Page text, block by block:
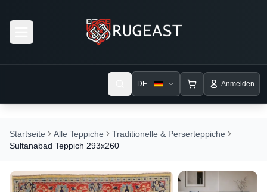
DE Anmelden
Startseite Alle Teppiche
Traditionelle & Perserteppiche
Sultanabad Teppich 293x260